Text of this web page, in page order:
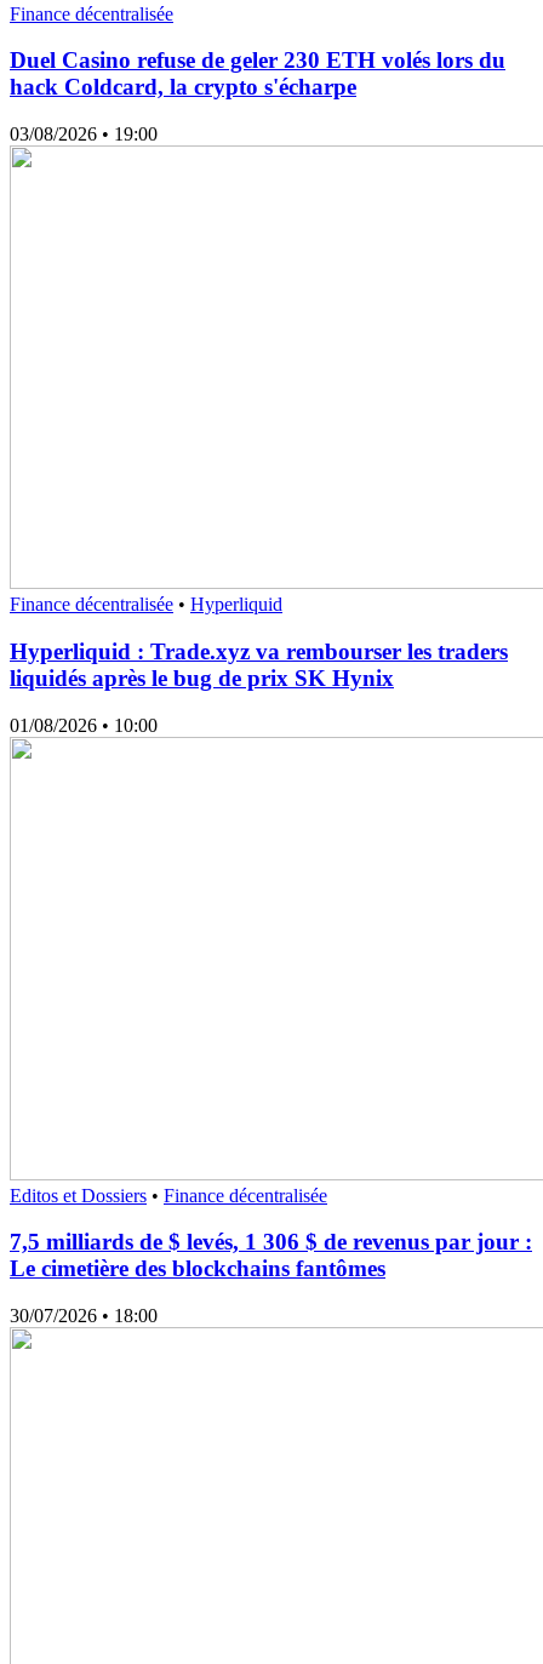
Finance décentralisée
Duel Casino refuse de geler 230 ETH volés lors du
hack Coldcard, la crypto s'écharpe
03/08/2026 • 19:00
Finance décentralisée • Hyperliquid
Hyperliquid : Trade.xyz va rembourser les traders
liquidés après le bug de prix SK Hynix
01/08/2026 • 10:00
Editos et Dossiers • Finance décentralisée
7,5 milliards de $ levés, 1 306 $ de revenus par jour :
Le cimetière des blockchains fantômes
30/07/2026 • 18:00